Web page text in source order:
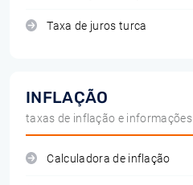
Taxa de juros turca
INFLAÇÃO
taxas de inflação e informações
Calculadora de inflação